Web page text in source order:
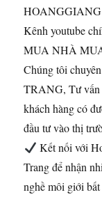
Kênh youtube
MUA NHÀ
Chúng tôi
TRANG, Tư vấn
khách hàng có
đầu tư vào thị
Kết nối với
Trang để nhận
nghề môi giới